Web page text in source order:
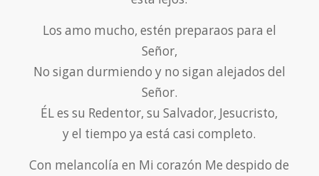
Los amo mucho, estén preparaos para el
Señor,
No sigan durmiendo y no sigan alejados del
Señor.
ÉL es su Redentor, su Salvador, Jesucristo,
y el tiempo ya está casi completo.
Con melancolía en Mi corazón Me despido de